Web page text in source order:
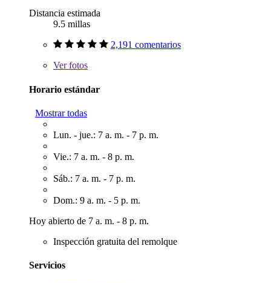
Distancia estimada
9.5 millas
2,191 comentarios
Verfotos
Horario estándar
Mostrar todas
Lun. - jue.: 7 a. m. - 7 p. m.
Vie.: 7 a. m. - 8 p. m.
Sáb.: 7 a. m. - 7 p. m.
Dom.: 9 a. m. - 5 p. m.
Hoy abierto de 7 a. m. - 8 p. m.
Inspección gratuita del remolque
Servicios